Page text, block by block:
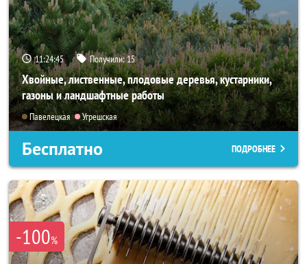
11:24:44 Получили:15
Хвойные, лиственные, плодовые деревья, кустарники,
газоны и ландшафтные работы
Павелецкая Угрешская
Бесплатно ПОДРОБНЕЕ
-100%